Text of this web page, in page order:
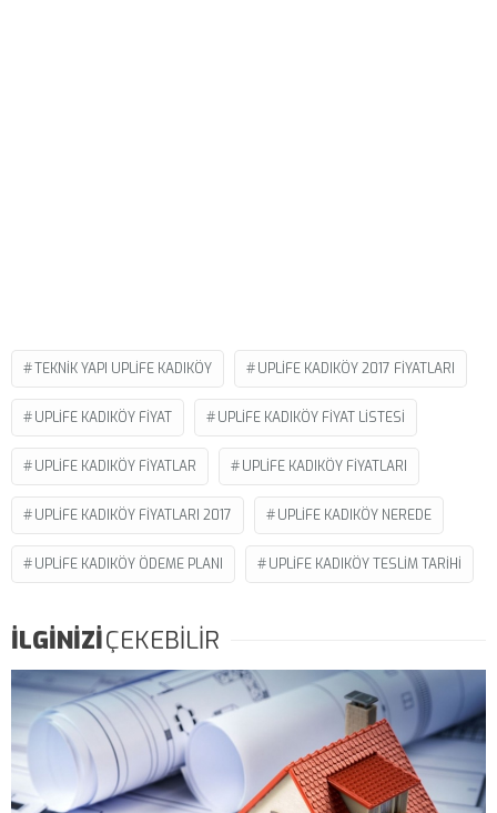
TEKNIK YAPI UPLIFE KADIKÖY UPLIFE KADIKÖY 2017 FIYATLARI
UPLIFE KADIKÖY FIYAT UPLIFE KADIKÖY FIYAT LISTESI
UPLIFE KADIKÖY FIYATLAR UPLIFE KADIKÖY FIYATLARI
UPLIFE KADIKÖY FIYATLARI 2017 UPLIFE KADIKÖY NEREDE
UPLIFE KADIKÖY ÖDEME PLANI UPLIFE KADIKÖY TESLIM TARIHI
İLGİNİZİÇEKEBİLİR